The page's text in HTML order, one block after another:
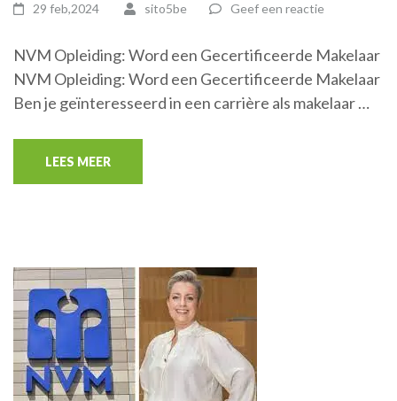
29 feb,2024 sito5be Geef een reactie
NVM Opleiding: Word een Gecertificeerde Makelaar
NVM Opleiding: Word een Gecertificeerde Makelaar
Ben je geïnteresseerd in een carrière als makelaar …
LEES MEER